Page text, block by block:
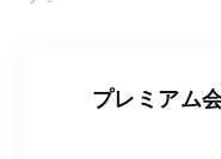
プレミアム